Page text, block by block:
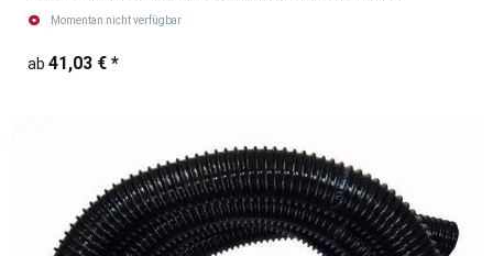
Momentan nicht verfügbar
ab 41,03 € *